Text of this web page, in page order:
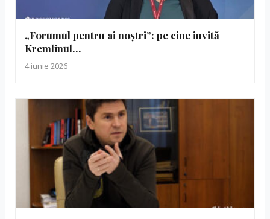
„Forumul pentru ai noștri”: pe cine invită
Kremlinul…
4 iunie 2026